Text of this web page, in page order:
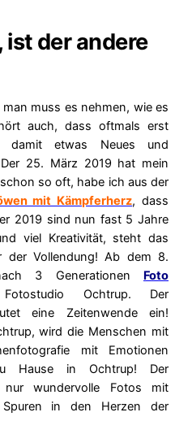
der andere
muss es nehmen, wie es
auch, dass oftmals erst
damit etwas Neues und
25. März 2019 hat mein
so oft, habe ich aus der
mit Kämpferherz, dass
2019 sind nun fast 5 Jahre
viel Kreativität, steht das
der Vollendung! Ab dem 8.
3 Generationen Foto
Ochtrup. Der
eine Zeitenwende ein!
wird die Menschen mit
mit Emotionen
Hause in Ochtrup! Der
wundervolle Fotos mit
in den Herzen der